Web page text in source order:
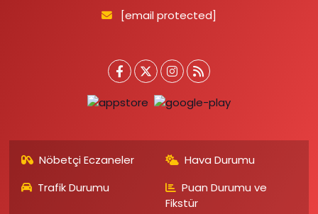
[email protected]
Nöbetçi Eczaneler
Hava Durumu
Trafik Durumu
Puan Durumu ve
Fikstür